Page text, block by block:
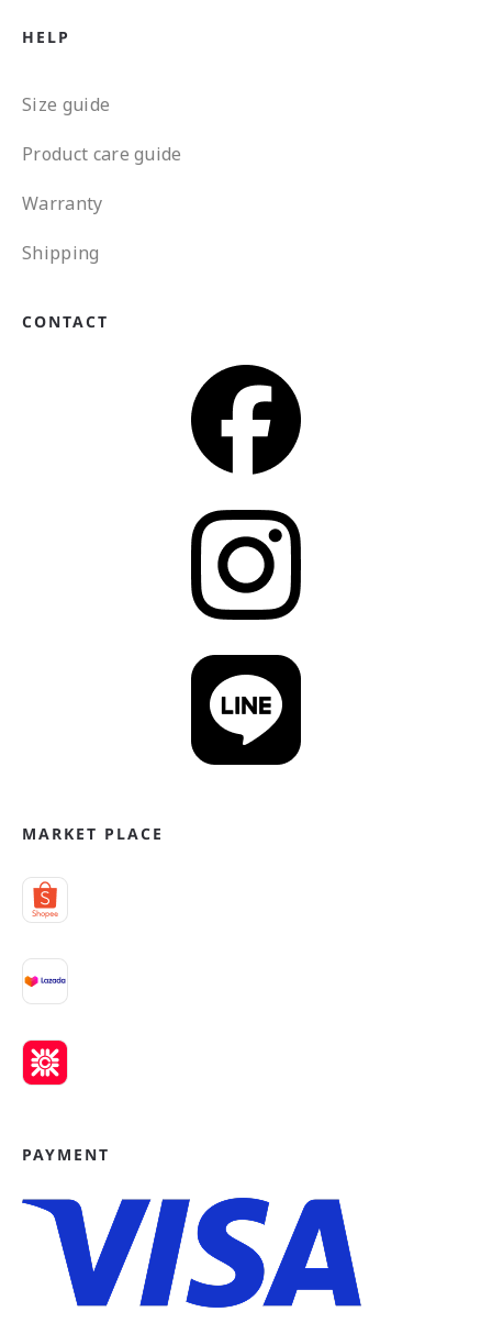
HELP
Size guide
Product care guide
Warranty
Shipping
CONTACT
MARKET PLACE
PAYMENT